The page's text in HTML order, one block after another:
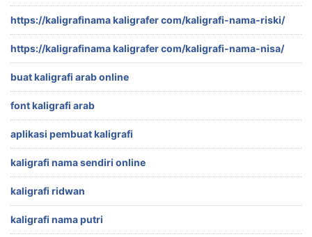
https://kaligrafinama kaligrafer com/kaligrafi-nama-riski/
https://kaligrafinama kaligrafer com/kaligrafi-nama-nisa/
buat kaligrafi arab online
font kaligrafi arab
aplikasi pembuat kaligrafi
kaligrafi nama sendiri online
kaligrafi ridwan
kaligrafi nama putri